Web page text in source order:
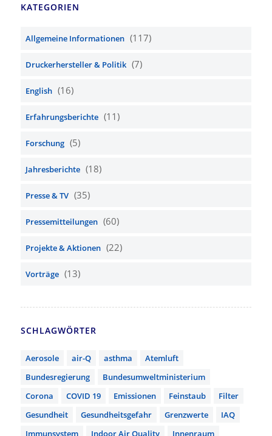
KATEGORIEN
Allgemeine Informationen (117)
Druckerhersteller & Politik (7)
English (16)
Erfahrungsberichte (11)
Forschung (5)
Jahresberichte (18)
Presse & TV (35)
Pressemitteilungen (60)
Projekte & Aktionen (22)
Vorträge (13)
SCHLAGWÖRTER
Aerosole air-Q asthma
Atemluft
Bundesregierung
Bundesumweltministerium
Corona
COVID 19 Emissionen Feinstaub
Filter
Gesundheit
Gesundheitsgefahr Grenzwerte
IAQ
Immunsystem
Indoor Air Quality
Innenraum